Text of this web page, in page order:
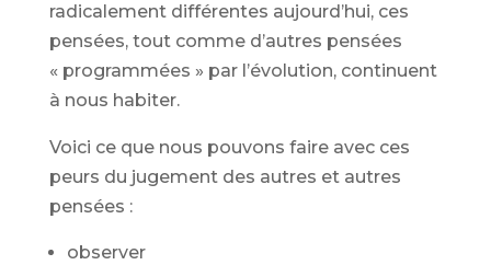
radicalement différentes aujourd’hui, ces
pensées, tout comme d’autres pensées
« programmées » par l’évolution, continuent
à nous habiter.
Voici ce que nous pouvons faire avec ces
peurs du jugement des autres et autres
pensées :
observer